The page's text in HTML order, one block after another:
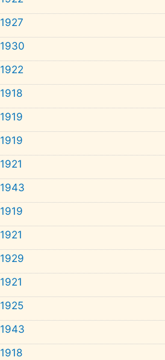
1927
1930
1922
1918
1919
1919
1921
1943
1919
1921
1929
1921
1925
1943
1918